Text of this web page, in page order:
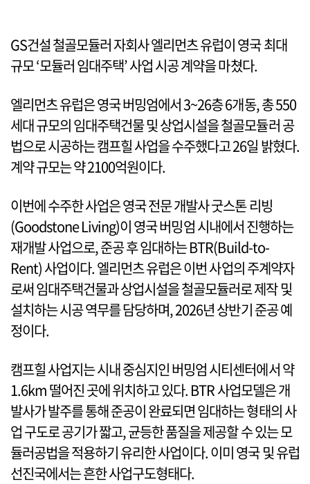
GS건설 철골모듈러 자회사 엘리먼츠 유럽이 영국 최대
규모 ‘모듈러 임대주택’ 사업 시공 계약을 마쳤다.
엘리먼츠 유럽은 영국 버밍엄에서 3~26층 6개동, 총 550
세대 규모의 임대주택건물 및 상업시설을 철골모듈러 공
법으로 시공하는 캠프힐 사업을 수주했다고 26일 밝혔다.
계약 규모는 약 2100억원이다.
이번에 수주한 사업은 영국 전문 개발사 굿스톤 리빙
(Goodstone Living)이 영국 버밍엄 시내에서 진행하는
재개발 사업으로, 준공 후 임대하는 BTR(Build-to-
Rent) 사업이다. 엘리먼츠 유럽은 이번 사업의 주계약자
로써 임대주택건물과 상업시설을 철골모듈러로 제작 및
설치하는 시공 역무를 담당하며, 2026년 상반기 준공 예
정이다.
캠프힐 사업지는 시내 중심지인 버밍엄 시티센터에서 약
1.6km 떨어진 곳에 위치하고 있다. BTR 사업모델은 개
발사가 발주를 통해 준공이 완료되면 임대하는 형태의 사
업 구도로 공기가 짧고, 균등한 품질을 제공할 수 있는 모
듈러공법을 적용하기 유리한 사업이다. 이미 영국 및 유럽
선진국에서는 흔한 사업구도형태다.